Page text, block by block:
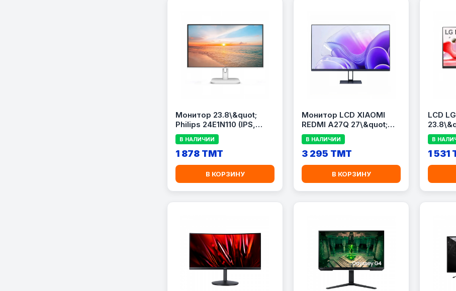
Монитор 23.8\&quot;
Philips 24E1N110 (IPS,
1920x1080, 100Hz, 1ms,
HDMI, VGA)
В НАЛИЧИИ
1 878 TMT
В КОРЗИНУ
Монитор LCD XIAOMI
REDMI A27Q 27\&quot;
IPS/2560x1440/100Hz
В НАЛИЧИИ
3 295 TMT
В КОРЗИНУ
LCD
В
1 531